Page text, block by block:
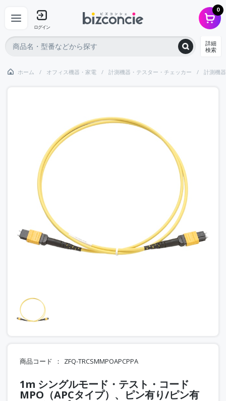
ログイン
0
詳細
検索
ホーム オフィス機器・家電 計測機器・テスター・チェッカー 計測機
商品コード ZFQ-TRCSMMPOAPCPPA
1m シングルモード・テスト・コード
MPO（APCタイプ）、ピン有り/ピン有